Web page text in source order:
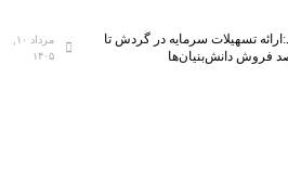
تسهیلات سرمایه در گردش تا
۱۴۰۵